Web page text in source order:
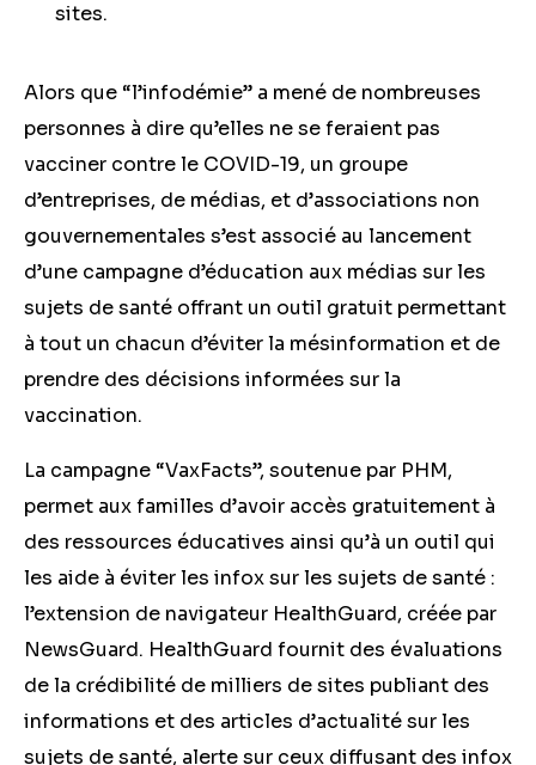
sites.
Alors que “l’infodémie” a mené de nombreuses
personnes à dire qu’elles ne se feraient pas
vacciner contre le COVID-19, un groupe
d’entreprises, de médias, et d’associations non
gouvernementales s’est associé au lancement
d’une campagne d’éducation aux médias sur les
sujets de santé offrant un outil gratuit permettant
à tout un chacun d’éviter la mésinformation et de
prendre des décisions informées sur la
vaccination.
La campagne “VaxFacts”, soutenue par PHM,
permet aux familles d’avoir accès gratuitement à
des ressources éducatives ainsi qu’à un outil qui
les aide à éviter les infox sur les sujets de santé :
l’extension de navigateur HealthGuard, créée par
NewsGuard. HealthGuard fournit des évaluations
de la crédibilité de milliers de sites publiant des
informations et des articles d’actualité sur les
sujets de santé, alerte sur ceux diffusant des infox